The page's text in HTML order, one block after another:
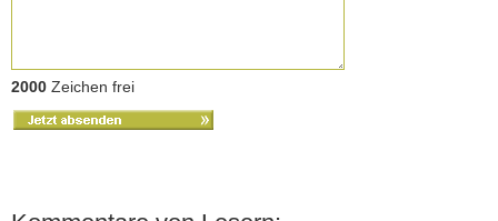
2000 Zeichen frei